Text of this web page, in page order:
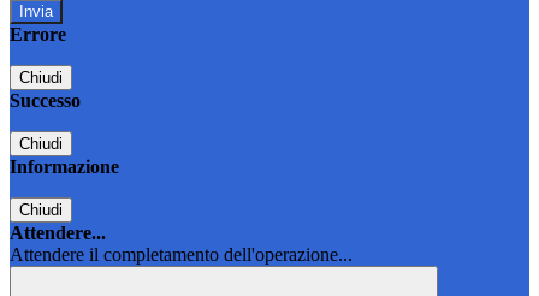
Errore
Chiudi
Successo
Chiudi
Informazione
Chiudi
Attendere...
Attendere il completamento dell'operazione...